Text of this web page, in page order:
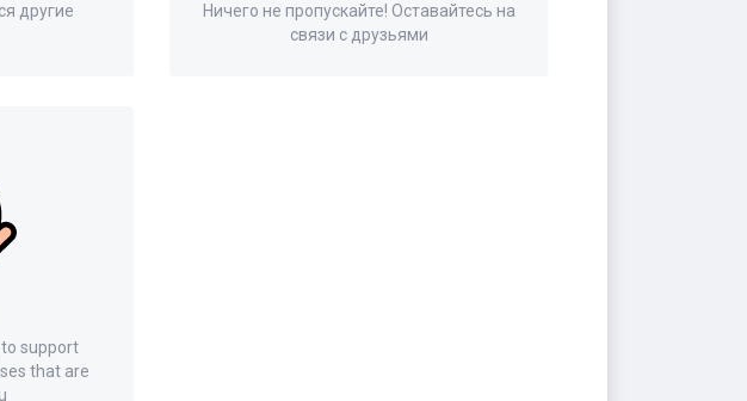
другие
Ничего не пропускайте! Оставайтесь на
связи с друзьями
support
that are